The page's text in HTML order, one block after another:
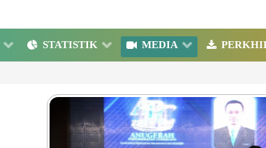
STATISTIK MEDIA